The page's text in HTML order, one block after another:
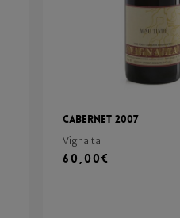
Cabernet 2007
Vignalta
60,00€